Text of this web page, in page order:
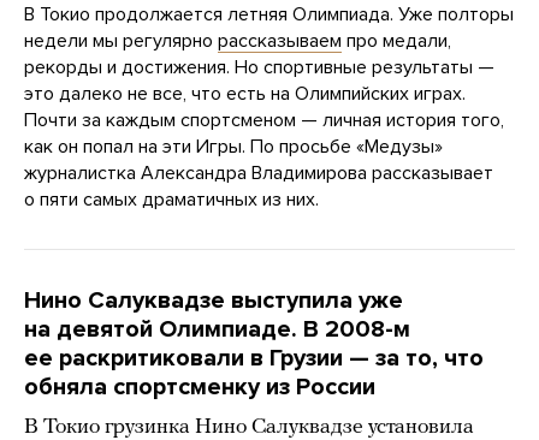
В Токио продолжается летняя Олимпиада. Уже полторы
недели мы регулярно рассказываем про медали,
рекорды и достижения. Но спортивные результаты —
это далеко не все, что есть на Олимпийских играх.
Почти за каждым спортсменом — личная история того,
как он попал на эти Игры. По просьбе «Медузы»
журналистка Александра Владимирова рассказывает
о пяти самых драматичных из них.
Нино Салуквадзе выступила уже
на девятой Олимпиаде. В 2008-м
ее раскритиковали в Грузии — за то, что
обняла спортсменку из России
В Токио грузинка Нино Салуквадзе установила